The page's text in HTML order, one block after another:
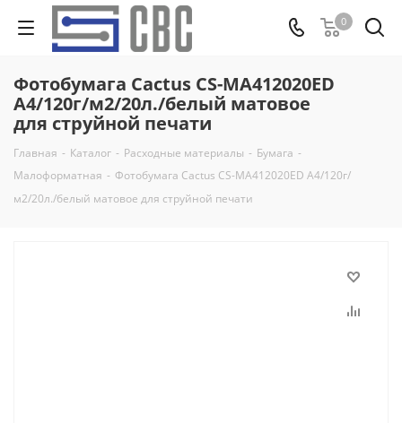
0
Фотобумага Cactus CS-MA412020ED
A4/120г/м2/20л./белый матовое
для струйной печати
Главная - Каталог - Расходные материалы - Бумага -
Малоформатная - Фотобумага Cactus CS-MA412020ED A4/120г/
м2/20л./белый матовое для струйной печати